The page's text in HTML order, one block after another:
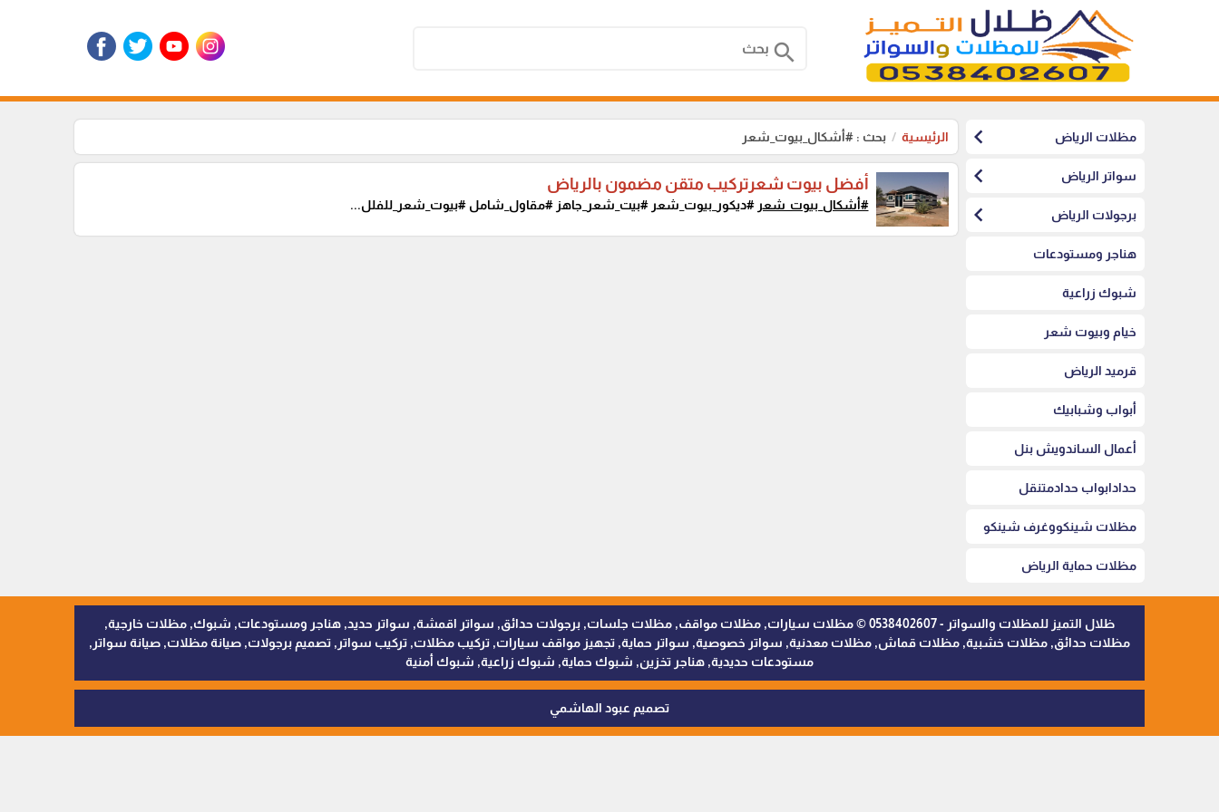
search
مظلات الرياض chevron_left
سواتر الرياض chevron_left
برجولات الرياض chevron_left
هناجر ومستودعات
شبوك زراعية
خيام وبيوت شعر
قرميد الرياض
أبواب وشبابيك
أعمال الساندويش بنل
حدادابواب حدادمتنقل
مظلات شينكووغرف شينكو
مظلات حماية الرياض
الرئيسية بحث : #أشكال_بيوت_شعر
أفضل بيوت شعرتركيب متقن مضمون بالرياض
#أشكال_بيوت_شعر #ديكور_بيوت_شعر #بيت_شعر_جاهز #مقاول_شامل #بيوت_شعر_للفلل...
ظلال التميز للمظلات والسواتر - 0538402607 © مظلات سيارات, مظلات مواقف, مظلات جلسات, برجولات حدائق, سواتر اقمشة, سواتر حديد, هناجر ومستودعات, شبوك, مظلات خارجية,
مظلات حدائق, مظلات خشبية, مظلات قماش, مظلات معدنية, سواتر خصوصية, سواتر حماية, تجهيز مواقف سيارات, تركيب مظلات, تركيب سواتر, تصميم برجولات, صيانة مظلات, صيانة سواتر,
مستودعات حديدية, هناجر تخزين, شبوك حماية, شبوك زراعية, شبوك أمنية
تصميم عبود الهاشمي